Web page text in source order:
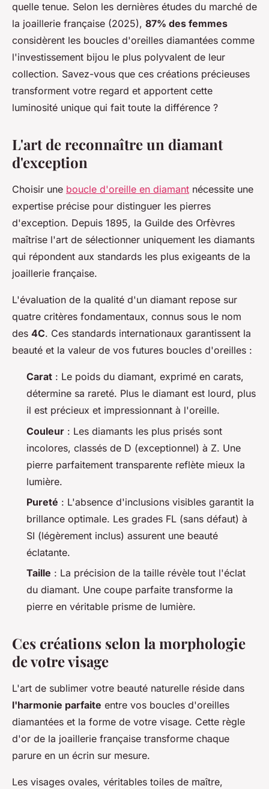
quelle tenue. Selon les dernières études du marché de
la joaillerie française (2025), 87% des femmes
considèrent les boucles d'oreilles diamantées comme
l'investissement bijou le plus polyvalent de leur
collection. Savez-vous que ces créations précieuses
transforment votre regard et apportent cette
luminosité unique qui fait toute la différence ?
L'art de reconnaître un diamant
d'exception
Choisir une boucle d'oreille en diamant nécessite une
expertise précise pour distinguer les pierres
d'exception. Depuis 1895, la Guilde des Orfèvres
maîtrise l'art de sélectionner uniquement les diamants
qui répondent aux standards les plus exigeants de la
joaillerie française.
L'évaluation de la qualité d'un diamant repose sur
quatre critères fondamentaux, connus sous le nom
des 4C. Ces standards internationaux garantissent la
beauté et la valeur de vos futures boucles d'oreilles :
Carat : Le poids du diamant, exprimé en carats,
détermine sa rareté. Plus le diamant est lourd, plus
il est précieux et impressionnant à l'oreille.
Couleur : Les diamants les plus prisés sont
incolores, classés de D (exceptionnel) à Z. Une
pierre parfaitement transparente reflète mieux la
lumière.
Pureté : L'absence d'inclusions visibles garantit la
brillance optimale. Les grades FL (sans défaut) à
SI (légèrement inclus) assurent une beauté
éclatante.
Taille : La précision de la taille révèle tout l'éclat
du diamant. Une coupe parfaite transforme la
pierre en véritable prisme de lumière.
Ces créations selon la morphologie
de votre visage
L'art de sublimer votre beauté naturelle réside dans
l'harmonie parfaite entre vos boucles d'oreilles
diamantées et la forme de votre visage. Cette règle
d'or de la joaillerie française transforme chaque
parure en un écrin sur mesure.
Les visages ovales, véritables toiles de maître,